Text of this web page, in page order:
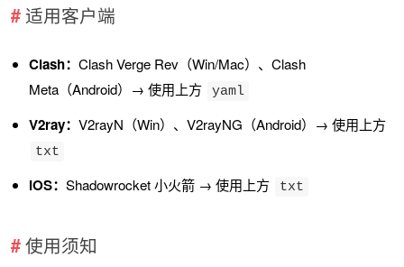
适用客户端
Clash： Clash Verge Rev（Win/Mac）、Clash
Meta（Android）→ 使用上方
yaml
V2ray： V2rayN（Win）、V2rayNG（Android）→ 使用上方
txt
iOS： Shadowrocket 小火箭 → 使用上方 txt
使用须知